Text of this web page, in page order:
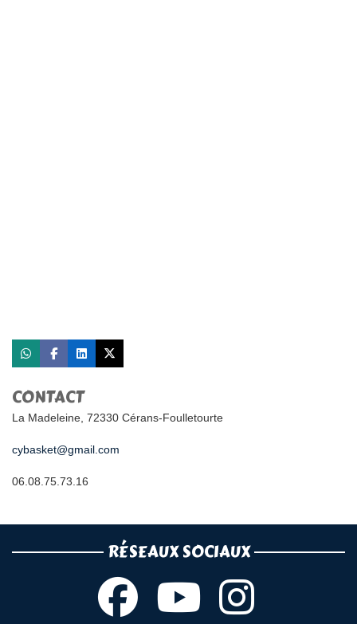
CONTACT
La Madeleine, 72330 Cérans-Foulletourte
cybasket@gmail.com
06.08.75.73.16
RÉSEAUX SOCIAUX